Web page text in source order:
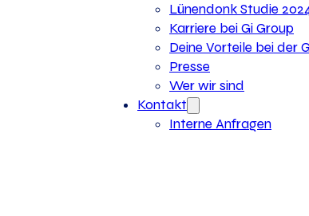
Lünendonk Studie
Karriere bei Gi Group
Deine Vorteile bei der
Presse
Wer wir sind
Kontakt
Interne Anfragen